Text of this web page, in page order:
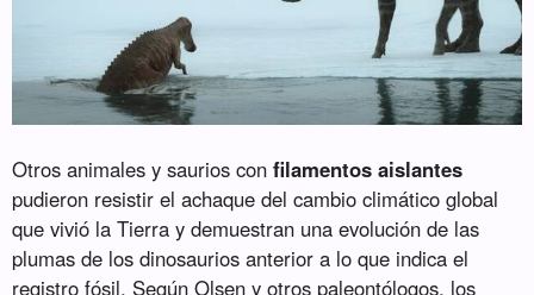
Otros animales y saurios con filamentos aislantes
pudieron resistir el achaque del cambio climático global
que vivió la Tierra y demuestran una evolución de las
plumas de los dinosaurios anterior a lo que indica el
registro fósil. Según Olsen y otros paleontólogos, los